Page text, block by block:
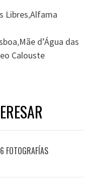
Libres,Alfama
,Mãe d’Água das
Calouste
FOTOGRAFÍAS